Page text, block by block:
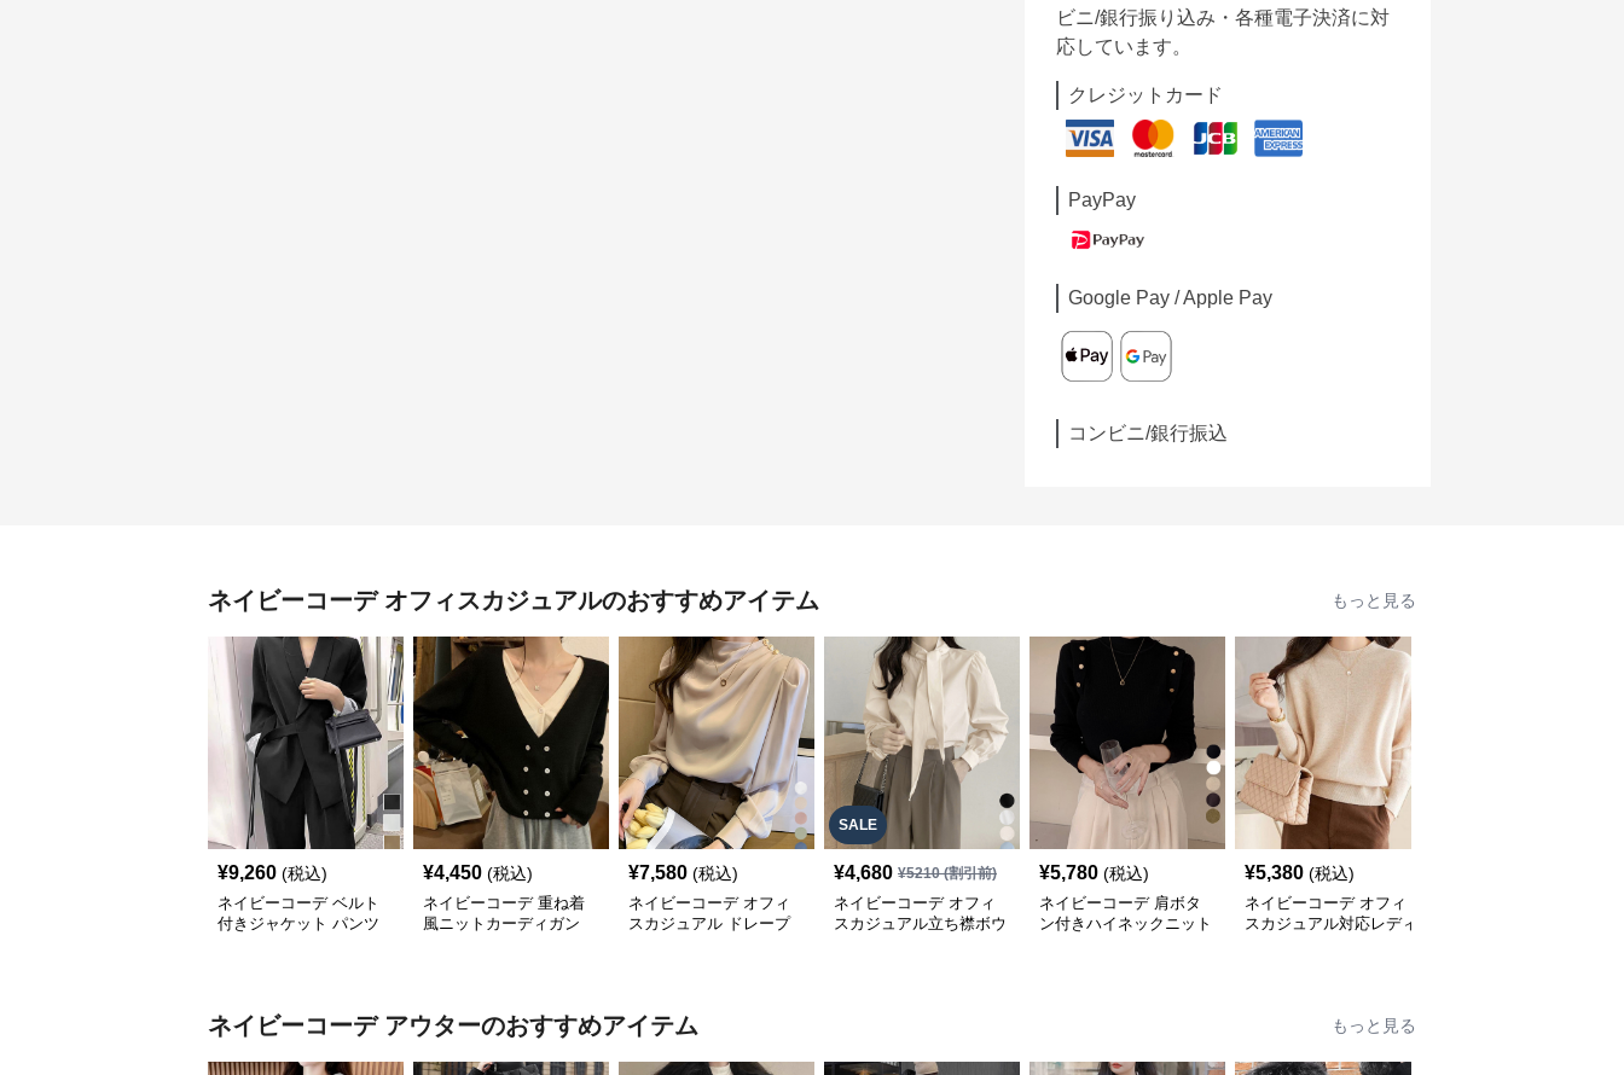
ビニ/銀行振り込み・各種電子決済に対
応しています。
クレジットカード
PayPay
Google Pay / Apple Pay
コンビニ/銀行振込
ネイビーコーデ オフィスカジュアルのおすすめアイテム もっと見る
¥9,260 (税込)
ネイビーコーデ ベルト
付きジャケット パンツ
¥4,450 (税込)
ネイビーコーデ 重ね着
風ニットカーディガン
¥7,580 (税込)
ネイビーコーデ オフィ
スカジュアル ドレープ
SALE
¥4,680 ¥5210(割引前)
ネイビーコーデ オフィ
スカジュアル立ち襟ボウ
¥5,780 (税込)
ネイビーコーデ 肩ボタ
ン付きハイネックニット
¥5,380 (税込)
ネイビーコーデ オフィ
スカジュアル対応レディ
ネイビーコーデ アウターのおすすめアイテム もっと見る